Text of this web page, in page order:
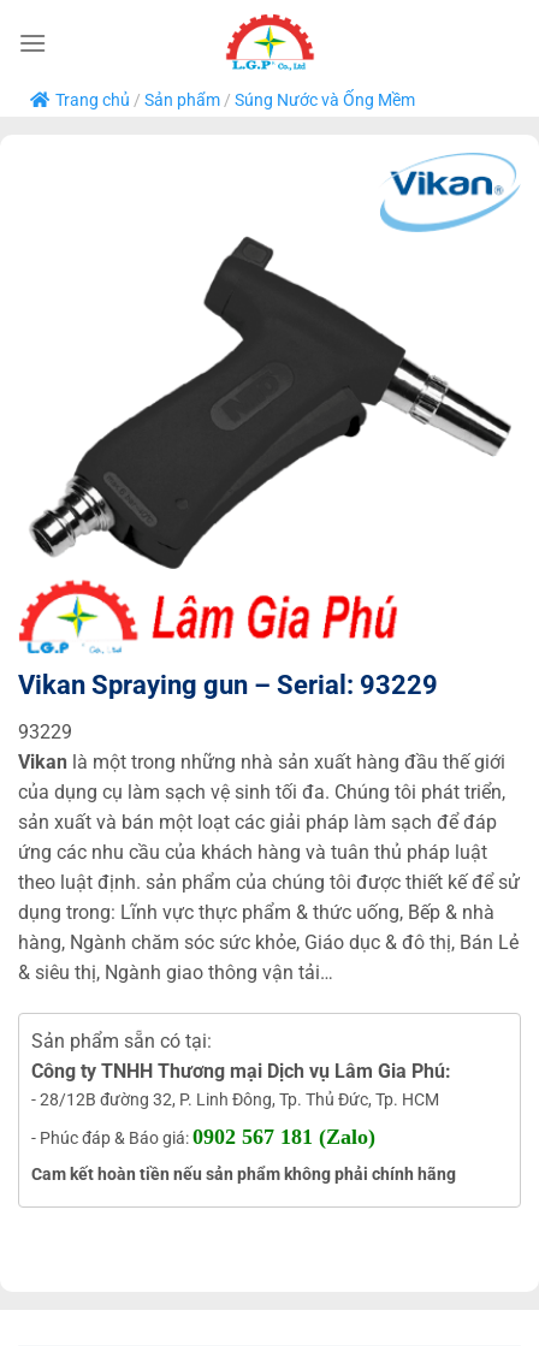
qua
dung
Trang chủ / Sản phẩm/ Súng Nước và Ống Mềm
Vikan Spraying gun – Serial: 93229
93229
Vikan là một trong những nhà sản xuất hàng đầu thế giới
của dụng cụ làm sạch vệ sinh tối đa. Chúng tôi phát triển,
sản xuất và bán một loạt các giải pháp làm sạch để đáp
ứng các nhu cầu của khách hàng và tuân thủ pháp luật
theo luật định. sản phẩm của chúng tôi được thiết kế để sử
dụng trong: Lĩnh vực thực phẩm & thức uống, Bếp & nhà
hàng, Ngành chăm sóc sức khỏe, Giáo dục & đô thị, Bán Lẻ
& siêu thị, Ngành giao thông vận tải…
Sản phẩm sẵn có tại:
Công ty TNHH Thương mại Dịch vụ Lâm Gia Phú:
- 28/12B đường 32, P. Linh Đông, Tp. Thủ Đức, Tp. HCM
- Phúc đáp & Báo giá:0902 567 181 (Zalo)
Cam kết hoàn tiền nếu sản phẩm không phải chính hãng